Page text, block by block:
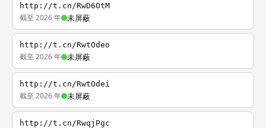
http://t.cn/RwD6OtM
截至 2026 年 未屏蔽
http://t.cn/RwtOdeo
截至 2026 年 未屏蔽
http://t.cn/RwtOdei
截至 2026 年 未屏蔽
http://t.cn/RwqjPgc